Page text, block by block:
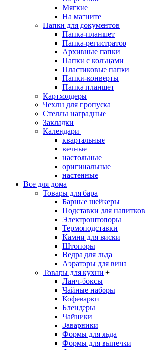
Мягкие
На магните
Папки для документов +
Папка-планшет
Папка-регистратор
Архивные папки
Папки с кольцами
Пластиковые папки
Папки-конверты
Папка планшет
Картхолдеры
Чехлы для пропуска
Стеллы наградные
Закладки
Календари +
квартальные
вечные
настольные
оригинальные
настенные
Все для дома +
Товары для бара +
Барные шейкеры
Подставки для напитков
Электроштопоры
Термоподставки
Камни для виски
Штопоры
Ведра для льда
Аэраторы для вина
Товары для кухни +
Ланч-боксы
Чайные наборы
Кофеварки
Блендеры
Чайники
Заварники
Формы для льда
Формы для выпечки